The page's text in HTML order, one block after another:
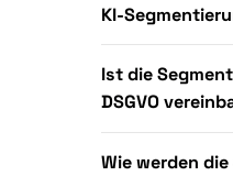
KI-
Ist die
DSGVO
Wie werden